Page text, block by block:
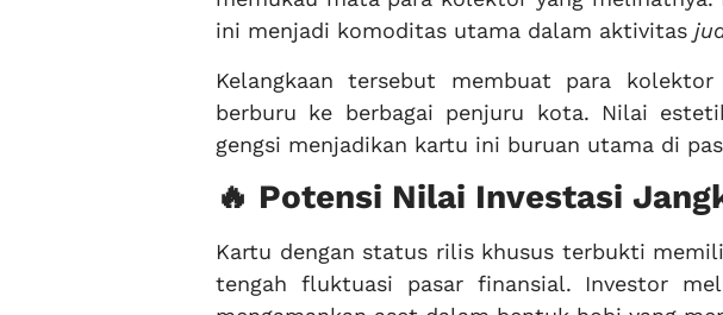
ini menjadi komoditas utama dalam aktivitas
Kelangkaan tersebut membuat para
berburu ke berbagai penjuru kota. Nilai
gengsi menjadikan kartu ini buruan utama di
🔥 Potensi Nilai Investasi
Kartu dengan status rilis khusus terbukti
tengah fluktuasi pasar finansial. Investor